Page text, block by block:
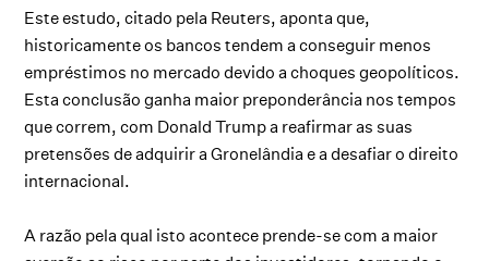
Este estudo, citado pela Reuters, aponta que,
historicamente os bancos tendem a conseguir menos
empréstimos no mercado devido a choques geopolíticos.
Esta conclusão ganha maior preponderância nos tempos
que correm, com Donald Trump a reafirmar as suas
pretensões de adquirir a Gronelândia e a desafiar o direito
internacional.
A razão pela qual isto acontece prende-se com a maior